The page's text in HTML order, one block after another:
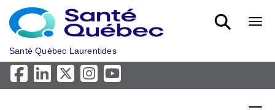
Aller au menu principal
Santé Québec Laurentides